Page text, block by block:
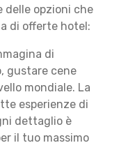
delle opzioni che
di offerte hotel:
di
gustare cene
mondiale. La
esperienze di
dettaglio è
il tuo massimo